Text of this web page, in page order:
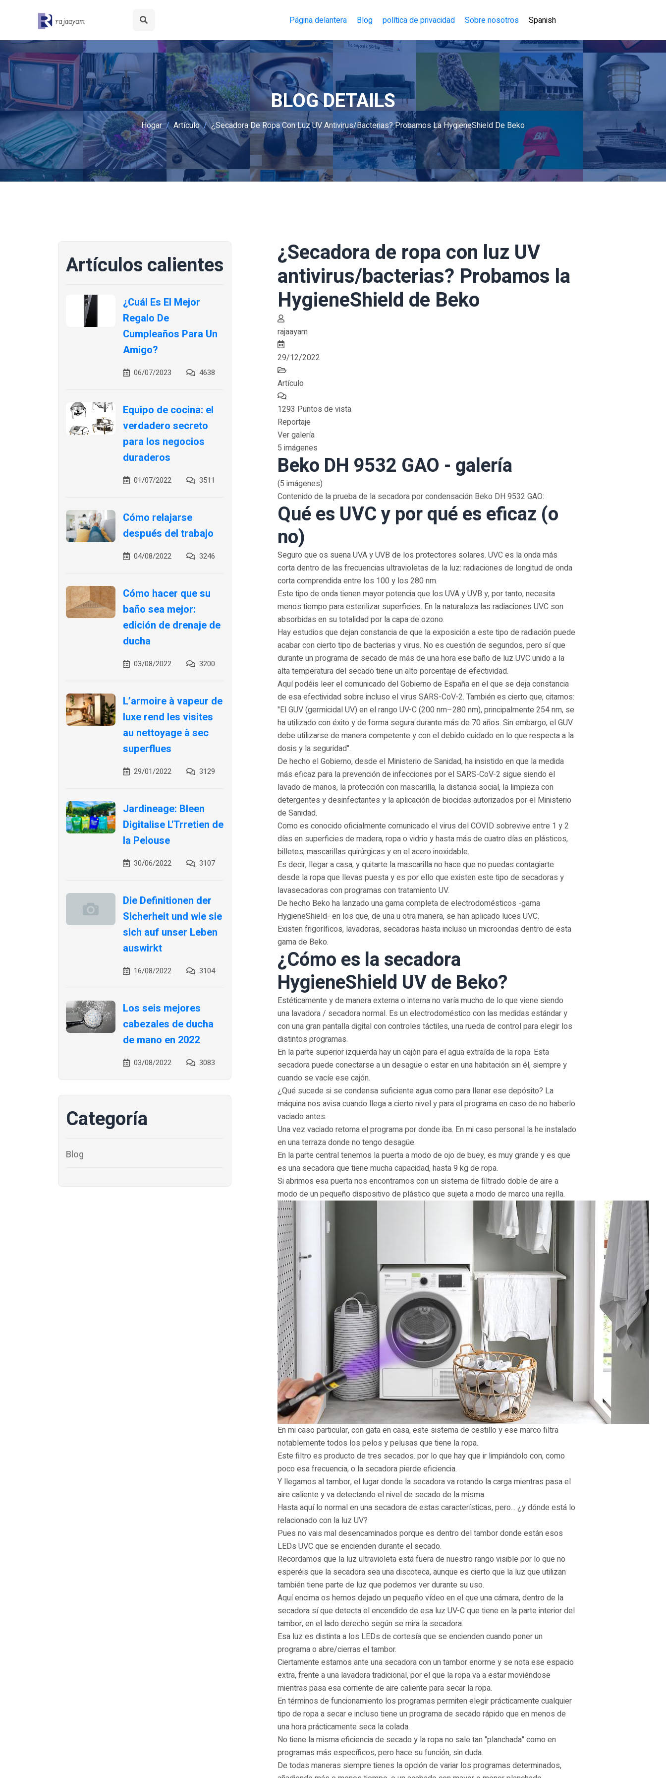
Página delantera Blog política de privacidad Sobre nosotros Spanish
BLOG DETAILS
Hogar Artículo ¿Secadora De Ropa Con Luz UV Antivirus/bacterias? Probamos La HygieneShield De Beko
Artículos calientes
¿Cuál Es El Mejor
Regalo De
Cumpleaños Para Un
Amigo?
06/07/2023 4638
Equipo de cocina: el
verdadero secreto
para los negocios
duraderos
01/07/2022 3511
Cómo relajarse
después del trabajo
04/08/2022 3246
Cómo hacer que su
baño sea mejor:
edición de drenaje de
ducha
03/08/2022 3200
L’armoire à vapeur de
luxe rend les visites
au nettoyage à sec
superflues
29/01/2022 3129
Jardineage: Bleen
Digitalise L'Trretien de
la Pelouse
30/06/2022 3107
Die Definitionen der
Sicherheit und wie sie
sich auf unser Leben
auswirkt
16/08/2022 3104
Los seis mejores
cabezales de ducha
de mano en 2022
03/08/2022 3083
Categoría
Blog
¿Secadora de ropa con luz UV
antivirus/bacterias? Probamos la
HygieneShield de Beko
rajaayam
29/12/2022
Artículo
1293 Puntos de vista
Reportaje
Ver galería
5 imágenes
Beko DH 9532 GAO - galería
(5 imágenes)
Contenido de la prueba de la secadora por condensación Beko DH 9532 GAO:
Qué es UVC y por qué es eficaz (o
no)
Seguro que os suena UVA y UVB de los protectores solares. UVC es la onda más
corta dentro de las frecuencias ultravioletas de la luz: radiaciones de longitud de onda
corta comprendida entre los 100 y los 280 nm.
Este tipo de onda tienen mayor potencia que los UVA y UVB y, por tanto, necesita
menos tiempo para esterilizar superficies. En la naturaleza las radiaciones UVC son
absorbidas en su totalidad por la capa de ozono.
Hay estudios que dejan constancia de que la exposición a este tipo de radiación puede
acabar con cierto tipo de bacterias y virus. No es cuestión de segundos, pero sí que
durante un programa de secado de más de una hora ese baño de luz UVC unido a la
alta temperatura del secado tiene un alto porcentaje de efectividad.
Aquí podéis leer el comunicado del Gobierno de España en el que se deja constancia
de esa efectividad sobre incluso el virus SARS-CoV-2. También es cierto que, citamos:
"El GUV (germicidal UV) en el rango UV-C (200 nm–280 nm), principalmente 254 nm, se
ha utilizado con éxito y de forma segura durante más de 70 años. Sin embargo, el GUV
debe utilizarse de manera competente y con el debido cuidado en lo que respecta a la
dosis y la seguridad".
De hecho el Gobierno, desde el Ministerio de Sanidad, ha insistido en que la medida
más eficaz para la prevención de infecciones por el SARS-CoV-2 sigue siendo el
lavado de manos, la protección con mascarilla, la distancia social, la limpieza con
detergentes y desinfectantes y la aplicación de biocidas autorizados por el Ministerio
de Sanidad.
Como es conocido oficialmente comunicado el virus del COVID sobrevive entre 1 y 2
días en superficies de madera, ropa o vidrio y hasta más de cuatro días en plásticos,
billetes, mascarillas quirúrgicas y en el acero inoxidable.
Es decir, llegar a casa, y quitarte la mascarilla no hace que no puedas contagiarte
desde la ropa que llevas puesta y es por ello que existen este tipo de secadoras y
lavasecadoras con programas con tratamiento UV.
De hecho Beko ha lanzado una gama completa de electrodomésticos -gama
HygieneShield- en los que, de una u otra manera, se han aplicado luces UVC.
Existen frigoríficos, lavadoras, secadoras hasta incluso un microondas dentro de esta
gama de Beko.
¿Cómo es la secadora
HygieneShield UV de Beko?
Estéticamente y de manera externa o interna no varía mucho de lo que viene siendo
una lavadora / secadora normal. Es un electrodoméstico con las medidas estándar y
con una gran pantalla digital con controles táctiles, una rueda de control para elegir los
distintos programas.
En la parte superior izquierda hay un cajón para el agua extraída de la ropa. Esta
secadora puede conectarse a un desagüe o estar en una habitación sin él, siempre y
cuando se vacíe ese cajón.
¿Qué sucede si se condensa suficiente agua como para llenar ese depósito? La
máquina nos avisa cuando llega a cierto nivel y para el programa en caso de no haberlo
vaciado antes.
Una vez vaciado retoma el programa por donde iba. En mi caso personal la he instalado
en una terraza donde no tengo desagüe.
En la parte central tenemos la puerta a modo de ojo de buey, es muy grande y es que
es una secadora que tiene mucha capacidad, hasta 9 kg de ropa.
Si abrimos esa puerta nos encontramos con un sistema de filtrado doble de aire a
modo de un pequeño dispositivo de plástico que sujeta a modo de marco una rejilla.
En mi caso particular, con gata en casa, este sistema de cestillo y ese marco filtra
notablemente todos los pelos y pelusas que tiene la ropa.
Este filtro es producto de tres secados. por lo que hay que ir limpiándolo con, como
poco esa frecuencia, o la secadora pierde eficiencia.
Y llegamos al tambor, el lugar donde la secadora va rotando la carga mientras pasa el
aire caliente y va detectando el nivel de secado de la misma.
Hasta aquí lo normal en una secadora de estas características, pero... ¿y dónde está lo
relacionado con la luz UV?
Pues no vais mal desencaminados porque es dentro del tambor donde están esos
LEDs UVC que se encienden durante el secado.
Recordamos que la luz ultravioleta está fuera de nuestro rango visible por lo que no
esperéis que la secadora sea una discoteca, aunque es cierto que la luz que utilizan
también tiene parte de luz que podemos ver durante su uso.
Aquí encima os hemos dejado un pequeño vídeo en el que una cámara, dentro de la
secadora sí que detecta el encendido de esa luz UV-C que tiene en la parte interior del
tambor, en el lado derecho según se mira la secadora.
Esa luz es distinta a los LEDs de cortesía que se encienden cuando poner un
programa o abre/cierras el tambor.
Ciertamente estamos ante una secadora con un tambor enorme y se nota ese espacio
extra, frente a una lavadora tradicional, por el que la ropa va a estar moviéndose
mientras pasa esa corriente de aire caliente para secar la ropa.
En términos de funcionamiento los programas permiten elegir prácticamente cualquier
tipo de ropa a secar e incluso tiene un programa de secado rápido que en menos de
una hora prácticamente seca la colada.
No tiene la misma eficiencia de secado y la ropa no sale tan "planchada" como en
programas más específicos, pero hace su función, sin duda.
De todas maneras siempre tienes la opción de variar los programas determinados,